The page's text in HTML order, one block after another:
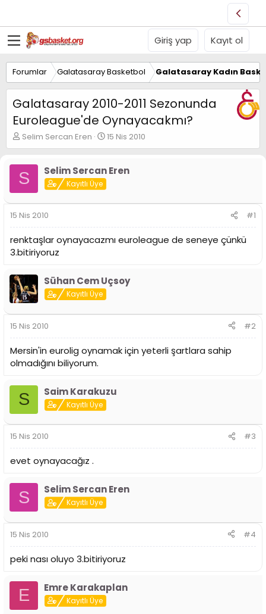
Giriş yap Kayıt ol
Forumlar Galatasaray Basketbol Galatasaray Kadın
Galatasaray 2010-2011 Sezonunda
Euroleague'de Oynayacakmı?
K
o
u
y
B
a
ş
a
t
n
Selim Sercan Eren
B
a
l
g
a
h
i
15 Nis 2010
S Selim Sercan Eren
Kayıtlı Üye
15 Nis 2010 #1
renktaşlar oynayacazmı euroleague de seneye çünkü
3.bitiriyoruz
Sühan Cem Uçsoy
Kayıtlı Üye
15 Nis 2010 #2
Mersin'in eurolig oynamak için yeterli şartlara sahip
olmadığını biliyorum.
S Saim Karakuzu
Kayıtlı Üye
15 Nis 2010 #3
evet oynayacağız .
S Selim Sercan Eren
Kayıtlı Üye
15 Nis 2010 #4
peki nası oluyo 3.bitiriyoruz
E Emre Karakaplan
Kayıtlı Üye